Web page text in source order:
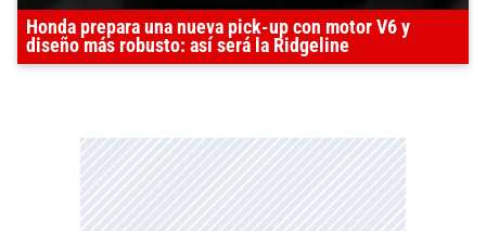
Honda prepara una nueva pick-up con motor V6 y
diseño más robusto: así será la Ridgeline